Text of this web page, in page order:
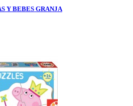
Y BEBES GRANJA